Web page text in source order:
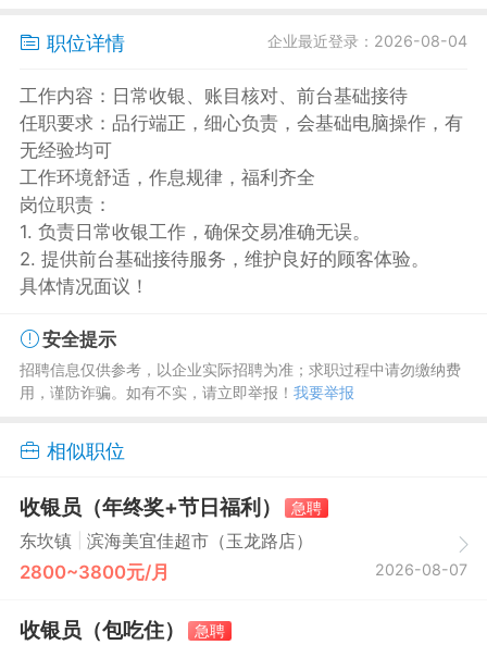
职位详情 企业最近登录：2026-08-04
工作内容：日常收银、账目核对、前台基础接待
任职要求：品行端正，细心负责，会基础电脑操作，有
无经验均可
工作环境舒适，作息规律，福利齐全
岗位职责：
1. 负责日常收银工作，确保交易准确无误。
2. 提供前台基础接待服务，维护良好的顾客体验。
具体情况面议！
安全提示
招聘信息仅供参考，以企业实际招聘为准；求职过程中请勿缴纳费
用，谨防诈骗。如有不实，请立即举报！ 我要举报
相似职位
收银员（年终奖+节日福利）
急聘
东坎镇
滨海美宜佳超市（玉龙路店）
2800~3800元/月 2026-08-07
收银员（包吃住）
急聘